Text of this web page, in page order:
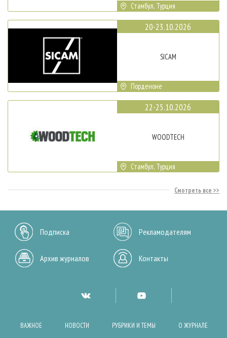
Стамбул, Турция
20-23.10.2026
SICAM
Порденоне
22-25.10.2026
WOODTECH
Стамбул, Турция
Смотреть все
Подписка Рекламодателям
Архив журналов Контакты
ВАЖНОЕ НОВОСТИ РУБРИКИ И ТЕМЫ О ЖУРНАЛЕ